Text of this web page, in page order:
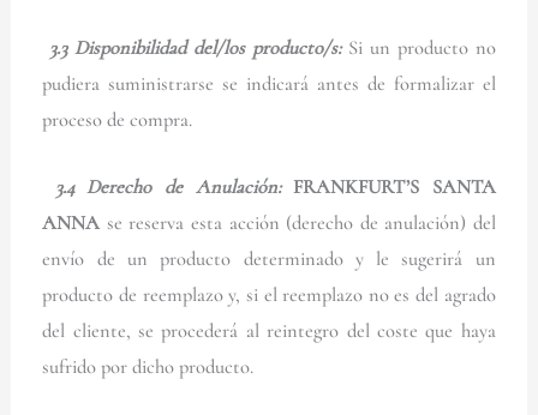
3.3Disponibilidad del/los producto/s:Si un producto no
pudiera suministrarse se indicará antes de formalizar el
proceso de compra.
3.4Derecho de Anulación: FRANKFURT’S SANTA
ANNA se reserva esta acción (derecho de anulación) del
envío de un producto determinado y le sugerirá un
producto de reemplazo y, si el reemplazo no es del agrado
del cliente, se procederá al reintegro del coste que haya
sufrido por dicho producto.